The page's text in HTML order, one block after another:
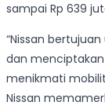
sampai Rp 639
“Nissan
dan
menikmati
Nissan